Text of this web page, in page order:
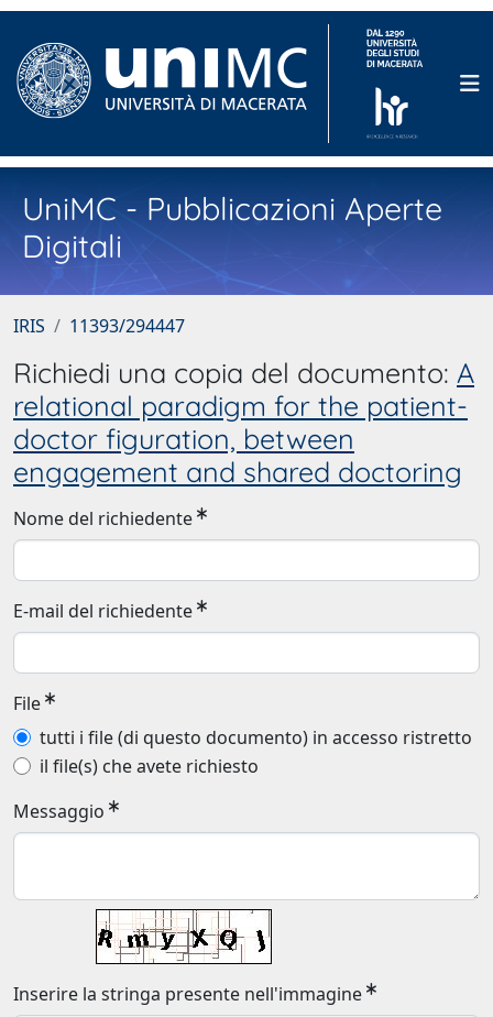
UniMC - Pubblicazioni Aperte
Digitali
IRIS 11393/294447
Richiedi una copia del documento: A
relational paradigm for the patient-
doctor figuration, between
engagement and shared doctoring
Nome del richiedente
E-mail del richiedente
File
tutti i file (di questo documento) in accesso ristretto
il file(s) che avete richiesto
Messaggio
Inserire la stringa presente nell'immagine